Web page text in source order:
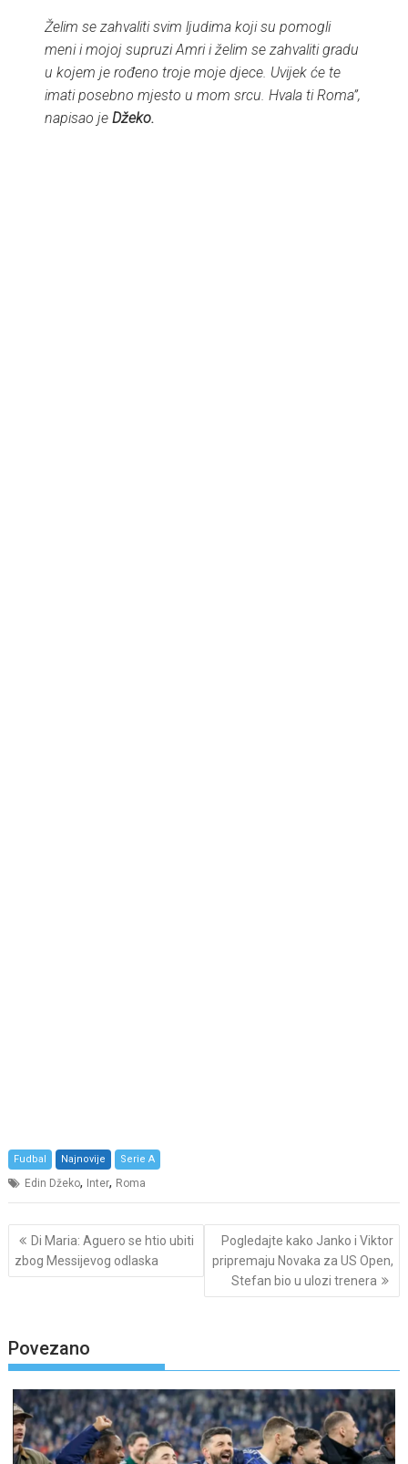
Želim se zahvaliti svim ljudima koji su pomogli
meni i mojoj supruzi Amri i želim se zahvaliti gradu
u kojem je rođeno troje moje djece. Uvijek će te
imati posebno mjesto u mom srcu. Hvala ti Roma”,
napisao jeDžeko.
Fudbal Najnovije Serie A
Edin Džeko, Inter, Roma
Post
navigation
Di Maria: Aguero se htio ubiti
zbog Messijevog odlaska
Pogledajte kako Janko i Viktor
pripremaju Novaka za US Open,
Stefan bio u ulozi trenera
Povezano